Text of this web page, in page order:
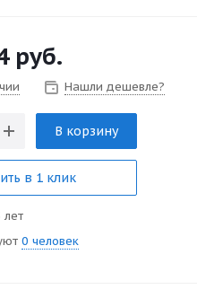
руб.
Нашли дешевле?
В корзину
в 1 клик
лет
0 человек